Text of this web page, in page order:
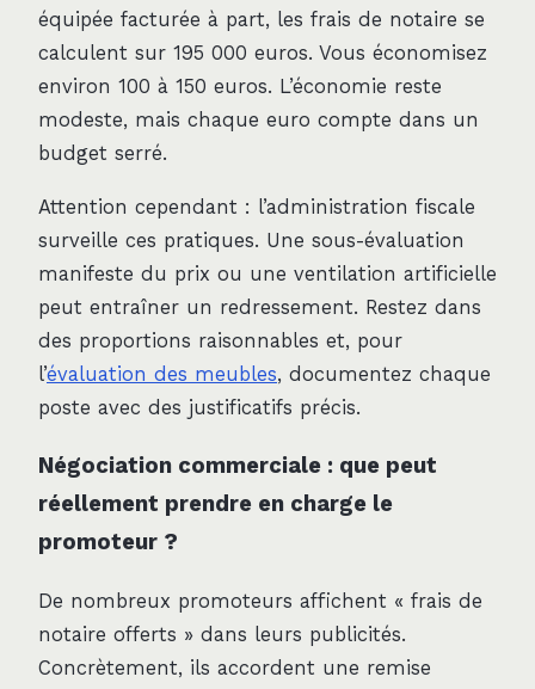
équipée facturée à part, les frais de notaire se
calculent sur 195 000 euros. Vous économisez
environ 100 à 150 euros. L’économie reste
modeste, mais chaque euro compte dans un
budget serré.
Attention cependant : l’administration fiscale
surveille ces pratiques. Une sous-évaluation
manifeste du prix ou une ventilation artificielle
peut entraîner un redressement. Restez dans
des proportions raisonnables et, pour
l’évaluation des meubles, documentez chaque
poste avec des justificatifs précis.
Négociation commerciale : que peut
réellement prendre en charge le
promoteur ?
De nombreux promoteurs affichent « frais de
notaire offerts » dans leurs publicités.
Concrètement, ils accordent une remise